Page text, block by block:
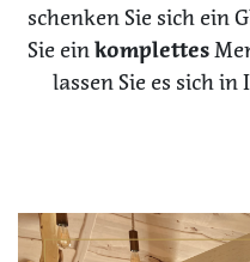
schenken Sie sich ein
Sie ein komplettes
lassen Sie es sich